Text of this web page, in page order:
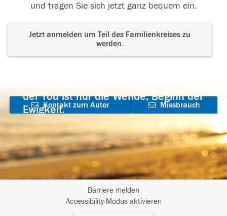
und tragen Sie sich jetzt ganz bequem ein.
Jetzt anmelden um Teil des Familienkreises zu
werden.
der Tod ist nur die Wende, Beginn der
Ewigkeit.
Kontakt zum Autor
aufnehmen
Missbrauch
Barriere melden
Accessibility-Modus aktivieren